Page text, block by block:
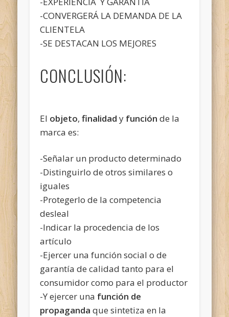
-CONVERGERÁ LA DEMANDA DE LA
CLIENTELA
-SE DESTACAN LOS MEJORES
CONCLUSIÓN:
El objeto,finalidad y función de la
marca es:
-Señalar un producto determinado
-Distinguirlo de otros similares o
iguales
-Protegerlo de la competencia
desleal
-Indicar la procedencia de los
artículo
-Ejercer una función social o de
garantía de calidad tanto para el
consumidor como para el productor
-Y ejercer una función de
propaganda que sintetiza en la